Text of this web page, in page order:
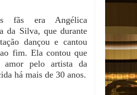
fãs era Angélica
da Silva, que durante
dançou e cantou
fim. Ela contou que
amor pelo artista da
há mais de 30 anos.